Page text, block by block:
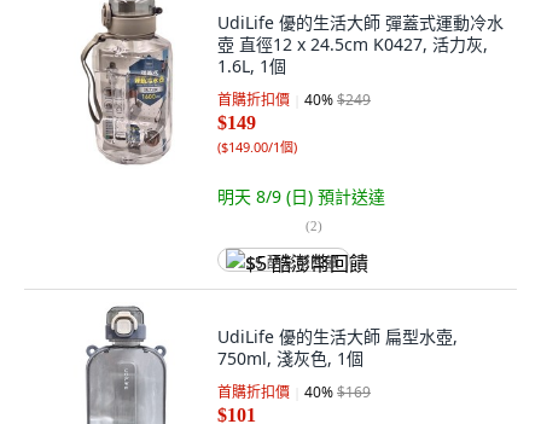
UdiLife 優的生活大師 彈蓋式運動冷水
壺 直徑12 x 24.5cm K0427, 活力灰,
1.6L, 1個
首購折扣價 40%$249
$149
($149.00/1個)
明天 8/9 (日) 預計送達
(2)
$5 酷澎幣回饋
UdiLife 優的生活大師 扁型水壺,
750ml, 淺灰色, 1個
首購折扣價 40%$169
$101